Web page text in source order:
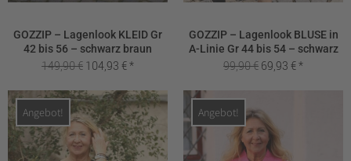
GOZZIP – Lagenlook KLEID Gr
42 bis 56 – schwarz braun
149,90€ Ursprünglicher
war:
149,90 €
104,93 €Aktueller
ist:
104,93 €.
GOZZIP – Lagenlook BLUSE in
A-Linie Gr 44 bis 54 – schwarz
99,90€ Ursprünglicher
99,90 €
69,93 €Aktueller
Angebot! Angebot!